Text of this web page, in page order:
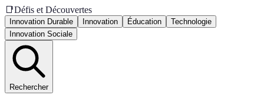
📑Défis et Découvertes
Innovation Durable Innovation Éducation
Technologie
Innovation Sociale
Rechercher